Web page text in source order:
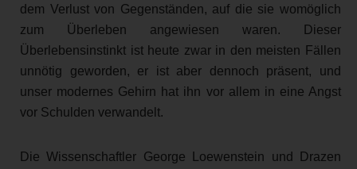
dem Verlust von Gegenständen, auf die sie womöglich
zum Überleben angewiesen waren. Dieser
Überlebensinstinkt ist heute zwar in den meisten Fällen
unnötig geworden, er ist aber dennoch präsent, und
unser modernes Gehirn hat ihn vor allem in eine Angst
vor Schulden verwandelt.
Die Wissenschaftler George Loewenstein und Drazen